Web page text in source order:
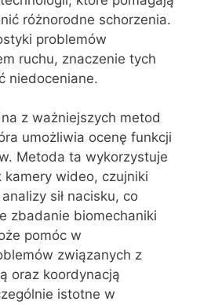
różnorodne schorzenia.
problemów
ruchu, znaczenie tych
niedoceniane.
z ważniejszych metod
umożliwia ocenę funkcji
Metoda ta wykorzystuje
wideo, czujniki
sił nacisku, co
zbadanie biomechaniki
pomóc w
związanych z
oraz koordynacją
istotne w